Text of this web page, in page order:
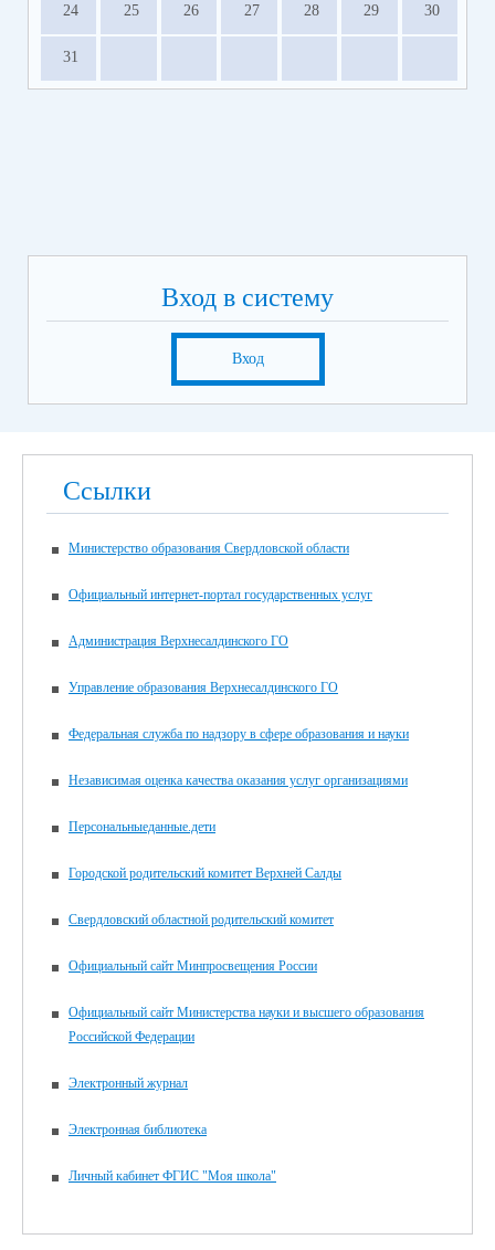
24 25 26 27 28 29 30
31
Вход в систему
Вход
Ссылки
Министерство образования Свердловской области
Официальный интернет-портал государственных услуг
Администрация Верхнесалдинского ГО
Управление образования Верхнесалдинского ГО
Федеральная служба по надзору в сфере образования и науки
Независимая оценка качества оказания услуг организациями
Персональныеданные.дети
Городской родительский комитет Верхней Салды
Свердловский областной родительский комитет
Официальный сайт Минпросвещения России
Официальный сайт Министерства науки и высшего образования
Российской Федерации
Электронный журнал
Электронная библиотека
Личный кабинет ФГИС "Моя школа"